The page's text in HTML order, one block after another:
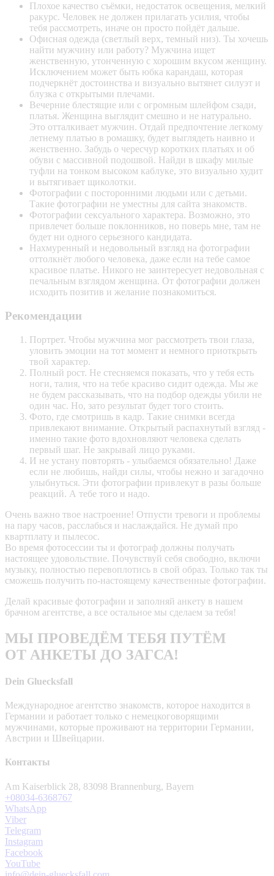
Плохое качество съёмки, недостаток освещения, мелкий
ракурс. Человек не должен прилагать усилия, чтобы
тебя рассмотреть, иначе он просто пойдёт дальше.
Офисная одежда (светлый верх, темный низ). Ты хочешь
найти мужчину или работу? Мужчина ищет
женственную, утонченную с хорошим вкусом женщину.
Исключением может быть юбка карандаш, которая
подчеркнёт достоинства и визуально вытянет силуэт и
блузка с открытыми плечами.
Вечерние блестящие или с огромным шлейфом сзади,
платья. Женщина выглядит смешно и не натурально.
Это отталкивает мужчин. Отдай предпочтение легкому
летнему платью в ромашку, будет выглядеть наивно и
женственно. Забудь о чересчур коротких платьях и об
обуви с массивной подошвой. Найди в шкафу милые
туфли на тонком высоком каблуке, это визуально худит
и вытягивает щиколотки.
Фотографии с посторонними людьми или с детьми.
Такие фотографии не уместны для сайта знакомств.
Фотографии сексуального характера. Возможно, это
привлечет больше поклонников, но поверь мне, там не
будет ни одного серьезного кандидата.
Нахмуренный и недовольный взгляд на фотографии
оттолкнёт любого человека, даже если на тебе самое
красивое платье. Никого не заинтересует недовольная с
печальным взглядом женщина. От фотографии должен
исходить позитив и желание познакомиться.
Рекомендации
Портрет. Чтобы мужчина мог рассмотреть твои глаза,
уловить эмоции на тот момент и немного приоткрыть
твой характер.
Полный рост. Не стесняемся показать, что у тебя есть
ноги, талия, что на тебе красиво сидит одежда. Мы же
не будем рассказывать, что на подбор одежды убили не
один час. Но, зато результат будет того стоить.
Фото, где смотришь в кадр. Такие снимки всегда
привлекают внимание. Открытый распахнутый взгляд -
именно такие фото вдохновляют человека сделать
первый шаг. Не закрывай лицо руками.
И не устану повторять - улыбаемся обязательно! Даже
если не любишь, найди силы, чтобы нежно и загадочно
улыбнуться. Эти фотографии привлекут в разы больше
реакций. А тебе того и надо.
Очень важно твое настроение! Отпусти тревоги и проблемы
на пару часов, расслабься и наслаждайся. Не думай про
квартплату и пылесос.
Во время фотосессии ты и фотограф должны получать
настоящее удовольствие. Почувствуй себя свободно, включи
музыку, полностью перевоплотись в свой образ. Только так ты
сможешь получить по-настоящему качественные фотографии.
Делай красивые фотографии и заполняй анкету в нашем
брачном агентстве, а все остальное мы сделаем за тебя!
МЫ ПРОВЕДЁМ ТЕБЯ ПУТЁМ
ОТ АНКЕТЫ ДО ЗАГСА!
Dein Gluecksfall
Международное агентство знакомств, которое находится в
Германии и работает только с немецкоговорящими
мужчинами, которые проживают на территории Германии,
Австрии и Швейцарии.
Контакты
Am Kaiserblick 28, 83098 Brannenburg, Bayern
+08034-6368767
WhatsApp
Viber
Telegram
Instagram
Facebook
YouTube